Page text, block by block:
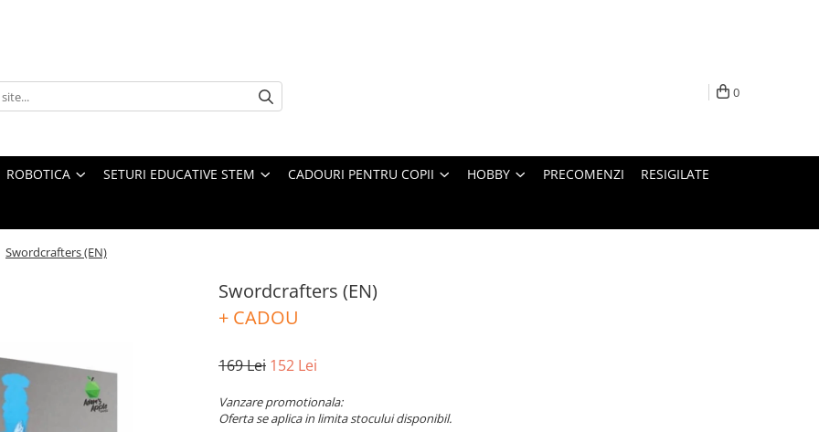
0
ROBOTICA SETURI EDUCATIVE STEM CADOURI PENTRU COPII HOBBY PRECOMENZI RESIGILATE
Swordcrafters (EN)
Swordcrafters (EN)
+ CADOU
169 Lei 152 Lei
Vanzare promotionala:
Oferta se aplica in limita stocului disponibil.